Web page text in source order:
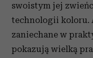
swoistym jej
technologii koloru.
zaniechane w
pokazują wielką